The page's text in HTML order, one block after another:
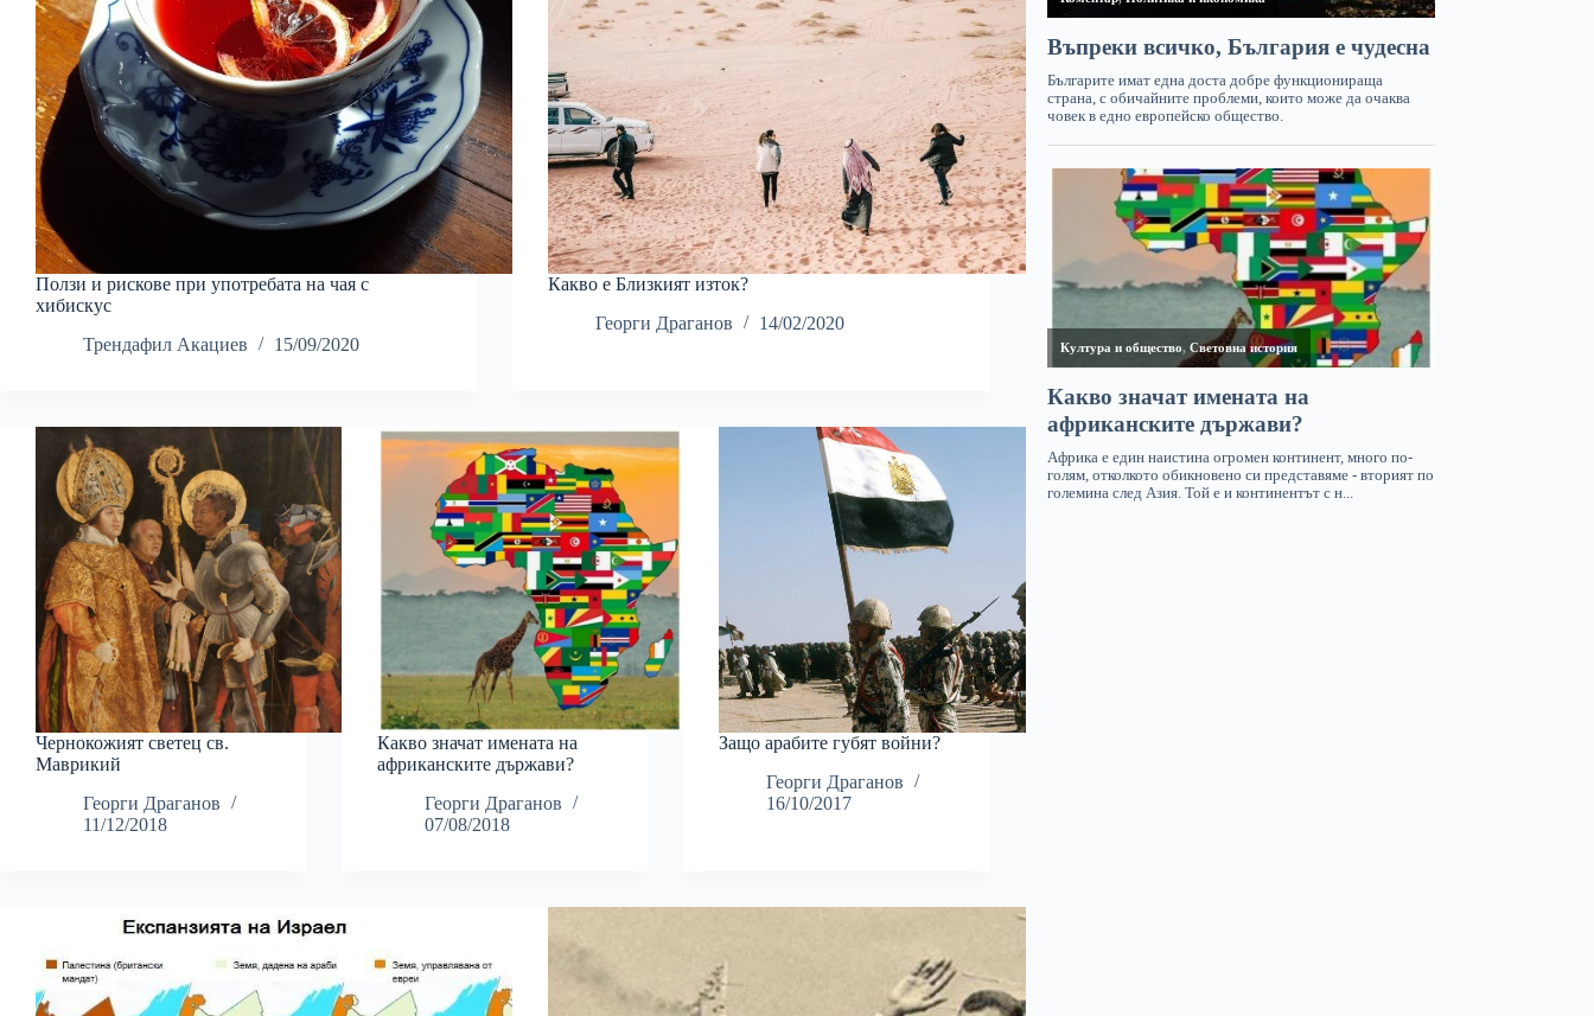
Ползи и рискове при употребата на чая с
хибискус
Трендафил Акациев
15/09/2020
Какво е Близкият изток?
Георги Драганов
14/02/2020
Чернокожият светец св.
Маврикий
Георги Драганов
11/12/2018
Какво значат имената на
африканските държави?
Георги Драганов
07/08/2018
Защо арабите губят войни?
Георги Драганов
16/10/2017